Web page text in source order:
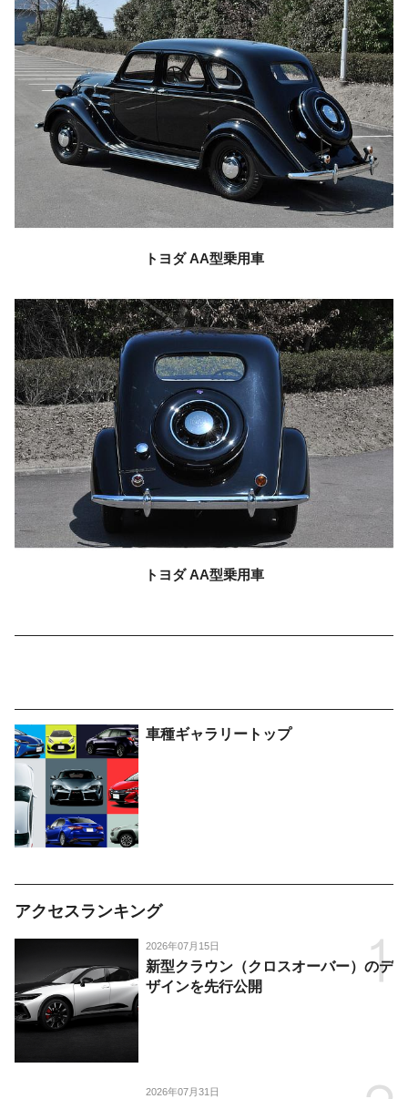
トヨダAA型乗用車
トヨダAA型乗用車
車種ギャラリートップ
アクセスランキング
2026年07月15日
新型クラウン（クロスオーバー）のデ
ザインを先行公開
2026年07月31日